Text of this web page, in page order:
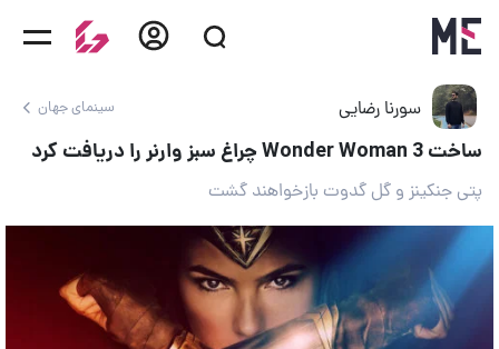
سورنا رضایی سینمای جهان
ساخت Wonder Woman 3 چراغ سبز وارنر را دریافت کرد
پتی جنکینز و گل گدوت بازخواهند گشت